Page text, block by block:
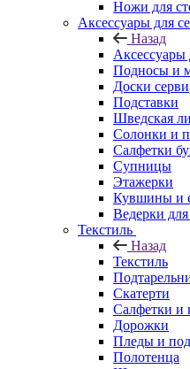
Ножи для
Аксессуары для
Назад
Аксессуары
Подносы и
Доски
Подставки
Шведская
Солонки и
Салфетки
Супницы
Этажерки
Кувшины и
Ведерки для
Текстиль
Назад
Текстиль
Скатерти
Салфетки и
Дорожки
Пледы и
Полотенца